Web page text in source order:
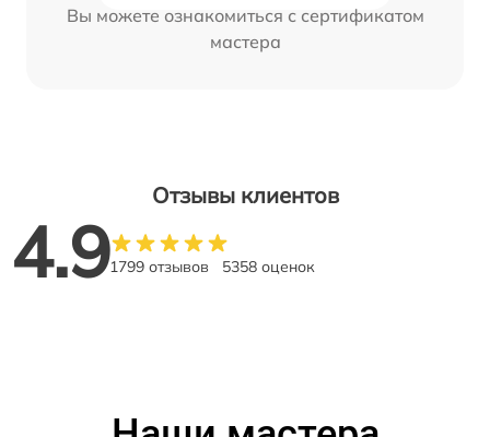
Вы можете ознакомиться с сертификатом
мастера
Отзывы клиентов
4.91799 отзывов 5358 оценок